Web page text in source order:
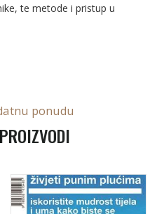
te metode i pristup u
ponudu